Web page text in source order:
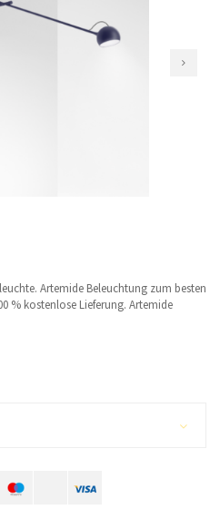
Artemide Beleuchtung zum besten
% kostenlose Lieferung. Artemide